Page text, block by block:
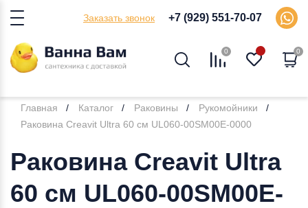
Заказать звонок +7 (929) 551-70-07
0 0
Главная Каталог Раковины
Рукомойники
Раковина Creavit Ultra 60 см UL060-00SM00E-0000
Раковина Creavit Ultra
60 см UL060-00SM00E-